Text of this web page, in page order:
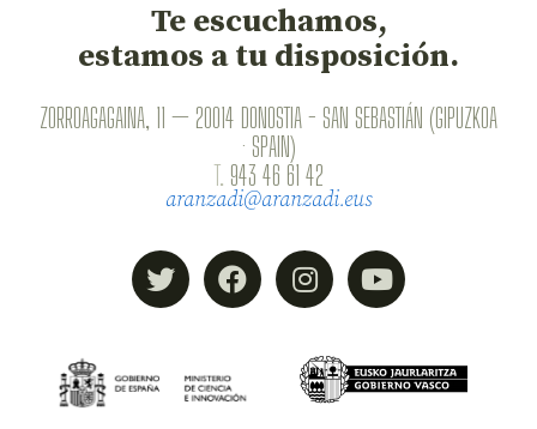
Te escuchamos,
estamos a tu disposición.
ZORROAGAGAINA, 11 — 20014 DONOSTIA - SAN SEBASTIÁN (GIPUZKOA
· SPAIN)
T. 943 46 61 42
aranzadi@aranzadi.eus